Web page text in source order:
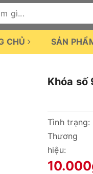
CHỦ SẢN
Khóa số
Tình trạng:
Thương
hiệu: